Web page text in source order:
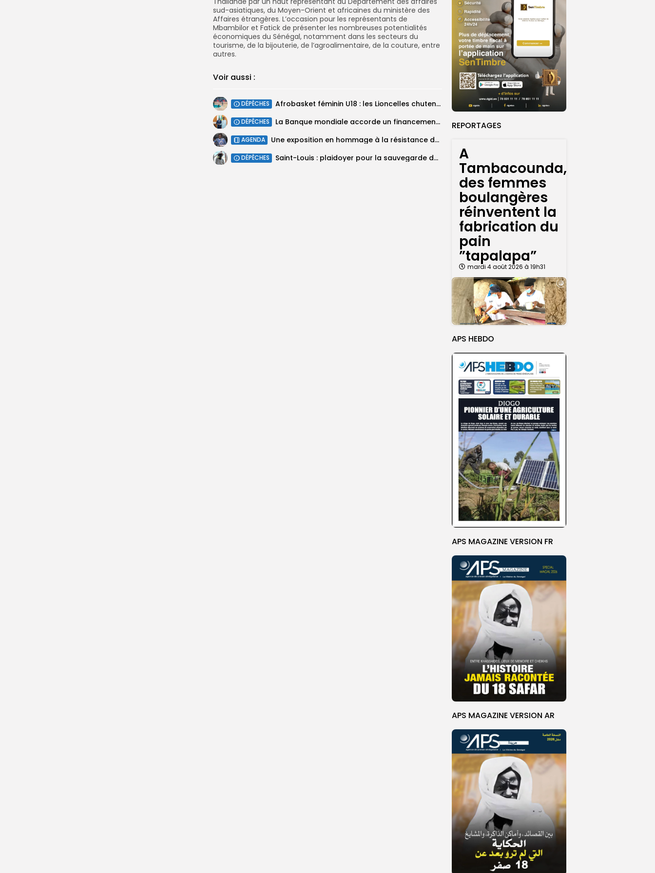
REPORTAGES
A
Tambacounda,
des femmes
boulangères
réinventent la
fabrication du
pain
”tapalapa”
mardi 4 août 2026 à 19h31
APS HEBDO
APS MAGAZINE VERSION FR
APS MAGAZINE VERSION AR
sud-asiatiques, du Moyen-Orient et africaines du ministère des
Affaires étrangères. L’occasion pour les représentants de
Mbambilor et Fatick de présenter les nombreuses potentialités
économiques du Sénégal, notamment dans les secteurs du
tourisme, de la bijouterie, de l’agroalimentaire, de la couture, entre
autres.
Voir aussi :
DÉPÊCHES ‎Afrobasket féminin U18 : les Lioncelles chutent lourdement face au Cameroun (61-30)
DÉPÊCHES La Banque mondiale accorde un financement de 340 milliards FCFA pour accompagner...
AGENDA Une exposition en hommage à la résistance du peuple palestinien s’ouvre, à...
DÉPÊCHES Saint-Louis : plaidoyer pour la sauvegarde du plan de lotissement foncier Ngallèle...